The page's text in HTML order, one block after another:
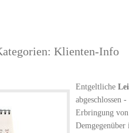
Klienten-Info
Entgeltliche
abgeschlossen
Erbringung
Demgegenüber